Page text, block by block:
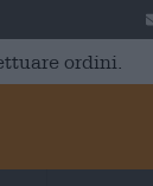
ordini.